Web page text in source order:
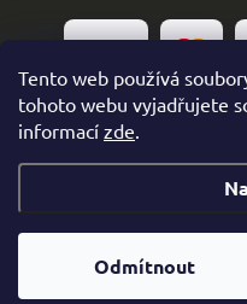
Tento web používá
tohoto webu vyjadřujete
informací zde.
Odmítnout
Copyright 2026